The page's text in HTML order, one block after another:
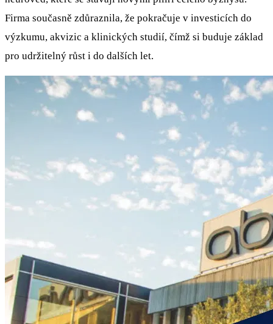
Firma současně zdůraznila, že pokračuje v investicích do
výzkumu, akvizic a klinických studií, čímž si buduje základ
pro udržitelný růst i do dalších let.